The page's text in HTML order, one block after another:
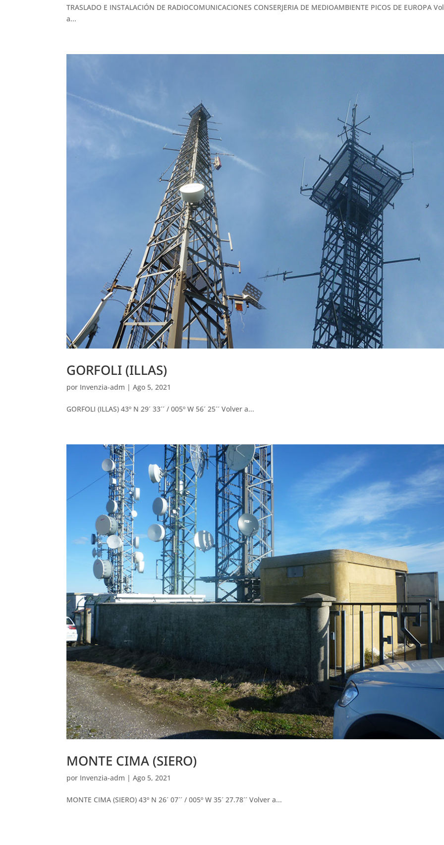
TRASLADO E INSTALACIÓN DE RADIOCOMUNICACIONES CONSERJERIA DE MEDIOAMBIENTE PICOS DE EUROPA
a...
GORFOLI (ILLAS)
por Invenzia-adm |Ago 5, 2021
GORFOLI (ILLAS) 43º N 29´ 33´´ / 005º W 56´ 25´´ Volver a...
MONTE CIMA (SIERO)
por Invenzia-adm |Ago 5, 2021
MONTE CIMA (SIERO) 43º N 26´ 07´´ / 005º W 35´ 27.78´´ Volver a...